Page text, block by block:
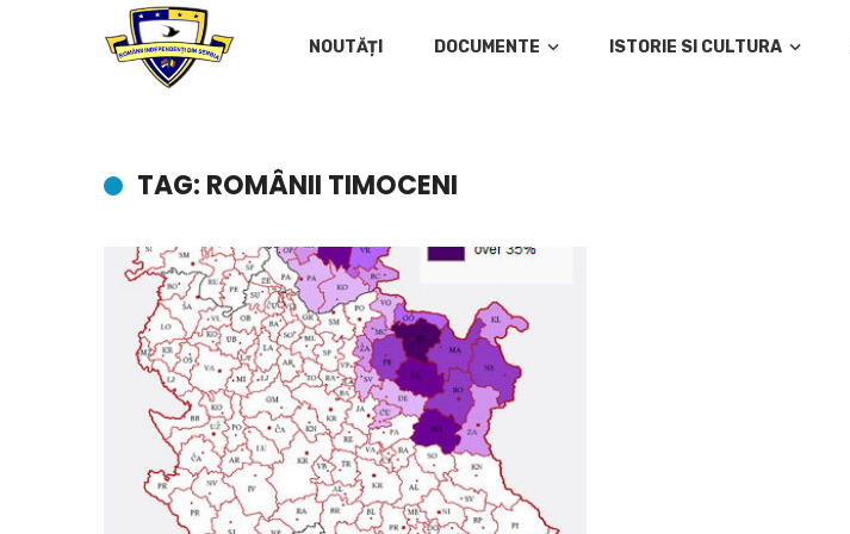
NOUTĂȚI DOCUMENTE ISTORIE SI CULTURA
TAG: ROMÂNII TIMOCENI